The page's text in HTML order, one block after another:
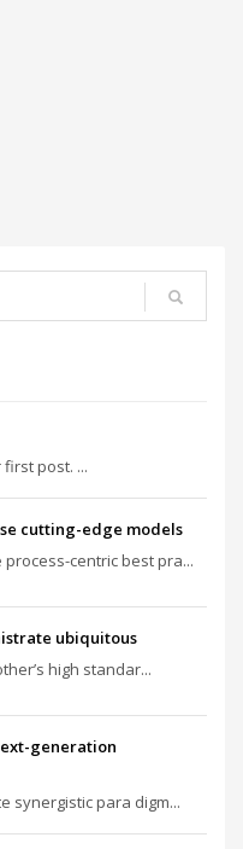
post. ...
cutting-edge models
centric best pra...
ubiquitous
high standar...
generation
synergistic para digm...